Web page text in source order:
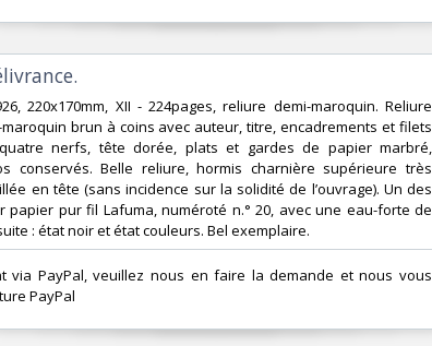
220x170mm, XII - 224pages, reliure demi-maroquin. Reliure
maroquin brun à coins avec auteur, titre, encadrements et filets
nerfs, tête dorée, plats et gardes de papier marbré,
conservés. Belle reliure, hormis charnière supérieure très
en tête (sans incidence sur la solidité de l’ouvrage). Un des
papier pur fil Lafuma, numéroté n.° 20, avec une eau-forte de
: état noir et état couleurs. Bel exemplaire.‎
via PayPal, veuillez nous en faire la demande et nous vous
PayPal‎